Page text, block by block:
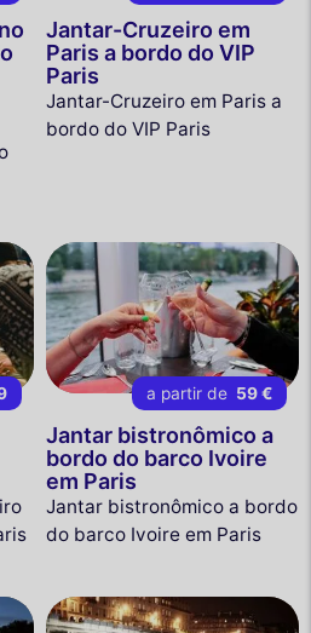
Jantar-Cruzeiro em
Paris a bordo do VIP
Paris
Jantar-Cruzeiro em Paris a
bordo do VIP Paris
a partir de 59 €
Jantar bistronômico a
bordo do barco Ivoire
em Paris
Jantar bistronômico a bordo
do barco Ivoire em Paris